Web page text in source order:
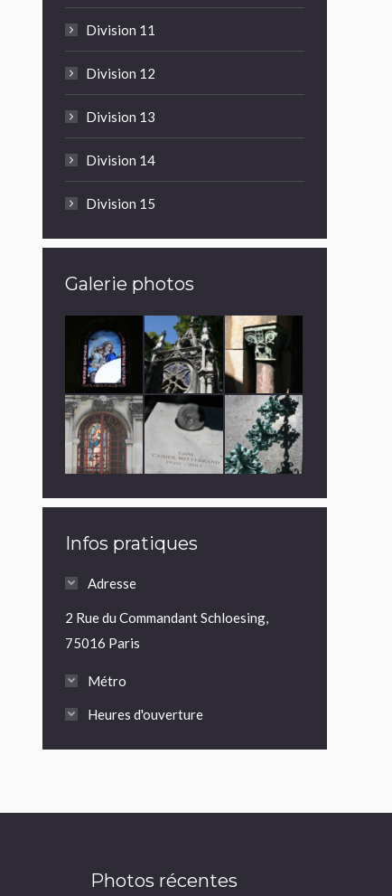
Division 11
Division 12
Division 13
Division 14
Division 15
Galerie photos
Infos pratiques
Adresse
2 Rue du Commandant Schloesing,
75016 Paris
Métro
Heures d'ouverture
Photos récentes